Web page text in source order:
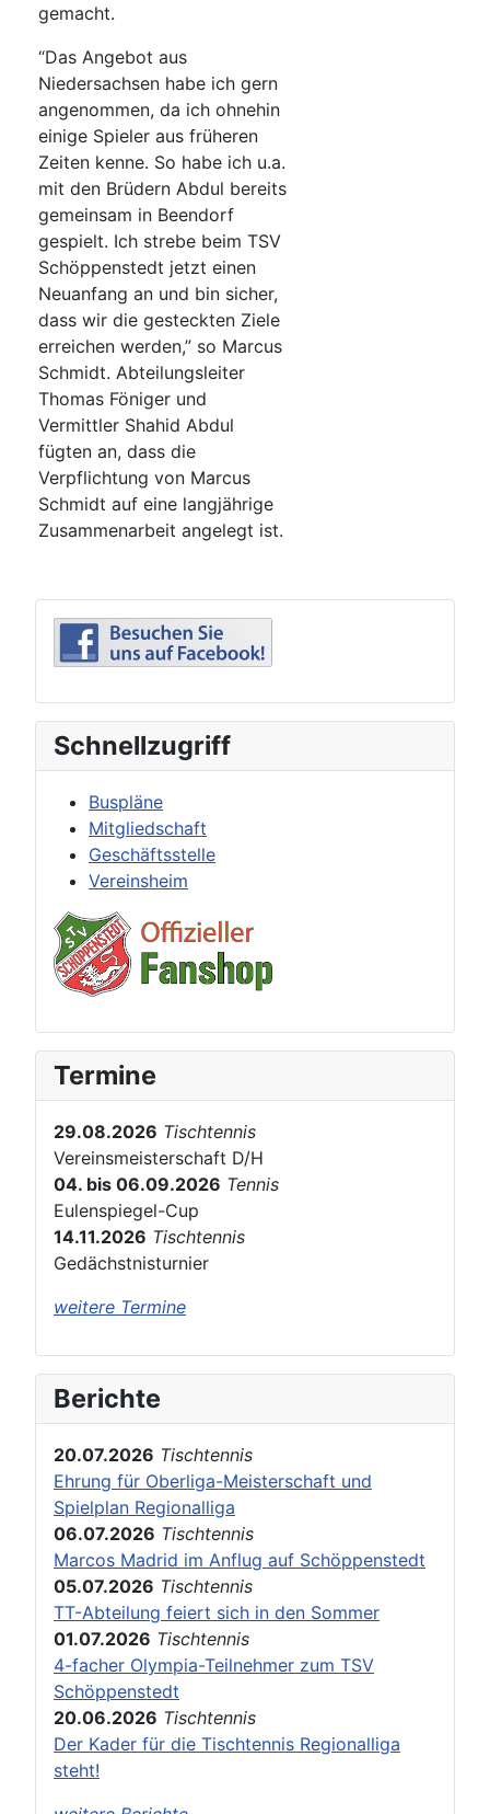
gemacht.
“Das Angebot aus
Niedersachsen habe ich gern
angenommen, da ich ohnehin
einige Spieler aus früheren
Zeiten kenne. So habe ich u.a.
mit den Brüdern Abdul bereits
gemeinsam in Beendorf
gespielt. Ich strebe beim TSV
Schöppenstedt jetzt einen
Neuanfang an und bin sicher,
dass wir die gesteckten Ziele
erreichen werden,” so Marcus
Schmidt. Abteilungsleiter
Thomas Föniger und
Vermittler Shahid Abdul
fügten an, dass die
Verpflichtung von Marcus
Schmidt auf eine langjährige
Zusammenarbeit angelegt ist.
Schnellzugriff
Buspläne
Mitgliedschaft
Geschäftsstelle
Vereinsheim
Termine
29.08.2026 Tischtennis
Vereinsmeisterschaft D/H
04. bis 06.09.2026 Tennis
Eulenspiegel-Cup
14.11.2026 Tischtennis
Gedächstnisturnier
weitere Termine
Berichte
20.07.2026 Tischtennis
Ehrung für Oberliga-Meisterschaft und
Spielplan Regionalliga
06.07.2026 Tischtennis
Marcos Madrid im Anflug auf Schöppenstedt
05.07.2026 Tischtennis
TT-Abteilung feiert sich in den Sommer
01.07.2026 Tischtennis
4-facher Olympia-Teilnehmer zum TSV
Schöppenstedt
20.06.2026 Tischtennis
Der Kader für die Tischtennis Regionalliga
steht!